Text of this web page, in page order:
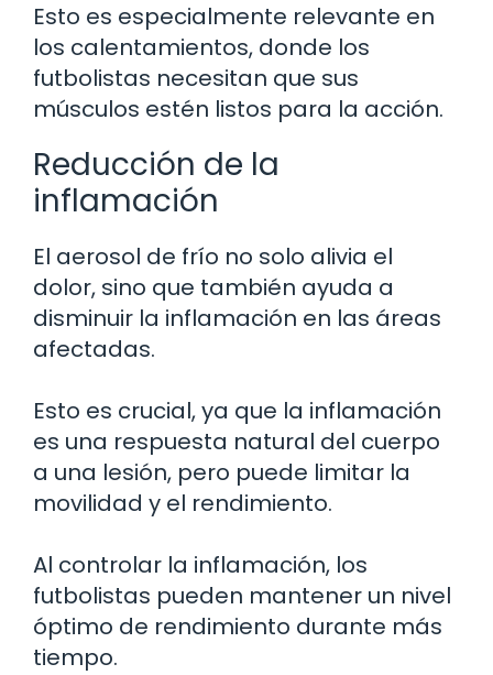
Esto es especialmente relevante en
los calentamientos, donde los
futbolistas necesitan que sus
músculos estén listos para la acción.
Reducción de la
inflamación
El aerosol de frío no solo alivia el
dolor, sino que también ayuda a
disminuir la inflamación en las áreas
afectadas.
Esto es crucial, ya que la inflamación
es una respuesta natural del cuerpo
a una lesión, pero puede limitar la
movilidad y el rendimiento.
Al controlar la inflamación, los
futbolistas pueden mantener un nivel
óptimo de rendimiento durante más
tiempo.